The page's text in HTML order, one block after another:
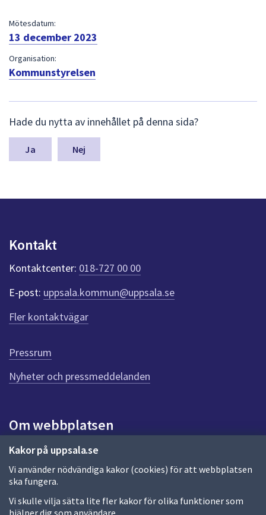
Kakor på uppsala.se
Vi använder nödvändiga kakor (cookies) för att webbplatsen
ska fungera.
Vi skulle vilja sätta lite fler kakor för olika funktioner som
hjälper dig som användare.
Mötesdatum:
13 december 2023
Organisation:
Kommunstyrelsen
ä
m
a
n
k
t
e
r
f
ö
r
e
n
n
a
d
a
Hade du nytta av innehållet på denna sida?
Nej
Kontakt
Kontaktcenter: 018-727 00 00
E-post: uppsala.kommun@uppsala.se
Fler kontaktvägar
Pressrum
Nyheter och pressmeddelanden
Om webbplatsen
Om webbplatsen
Allmänna handlingar och diarium
Behandling av personuppgifter